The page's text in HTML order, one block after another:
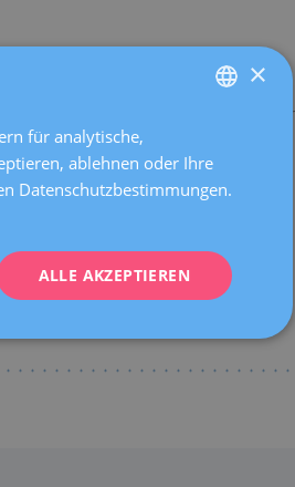
Ultraschall und pränatale Diagnostik
CATALÀ
DEUTSCH
×
für analytische,
ablehnen oder Ihre
Datenschutzbestimmungen.
ALLE AKZEPTIEREN